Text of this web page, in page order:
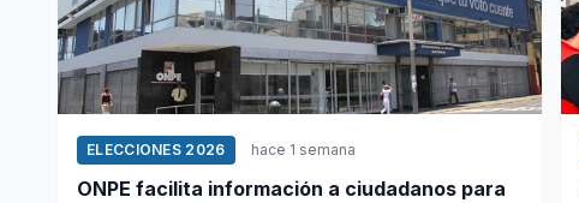
ELECCIONES 2026 hace 1 semana
ONPE facilita información a ciudadanos para